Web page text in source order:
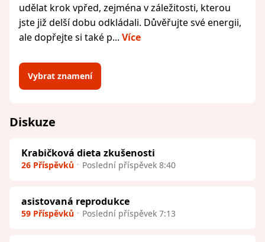
udělat krok vpřed, zejména v záležitosti, kterou
jste již delší dobu odkládali. Důvěřujte své energii,
ale dopřejte si také p... Více
Vybrat znamení
Diskuze
Krabičková dieta zkušenosti
26 Příspěvků Poslední příspěvek 8:40
asistovaná reprodukce
59 Příspěvků Poslední příspěvek 7:13